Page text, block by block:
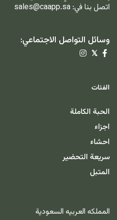
اتصل بنا في: sales@caapp.sa
وسائل التواصل الاجتماعي:
𝕏
الفئات
الحبة الكاملة
اجزاء
احشاء
سريعة التحضير
المتبل
المملكه العربيه السعودية